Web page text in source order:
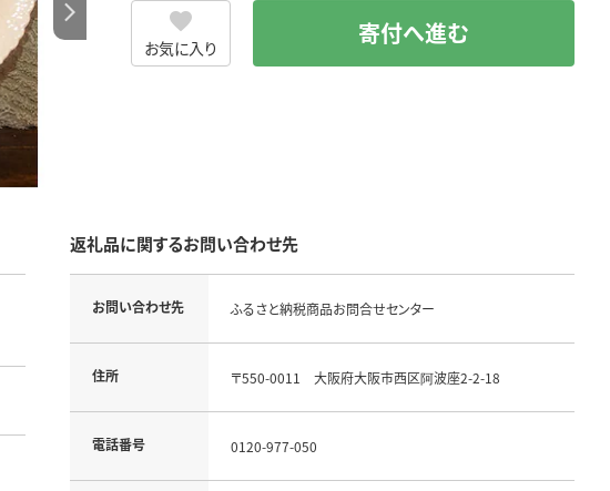
お気に入り 寄付へ進む
返礼品に関するお問い合わせ先
お問い合わせ先 ふるさと納税商品お問合せセンター
住所 〒550-0011 大阪府大阪市西区阿波座2-2-18
電話番号 0120-977-050